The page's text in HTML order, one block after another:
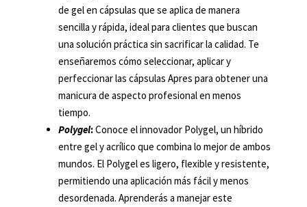
de gel en cápsulas que se aplica de manera
sencilla y rápida, ideal para clientes que buscan
una solución práctica sin sacrificar la calidad. Te
enseñaremos cómo seleccionar, aplicar y
perfeccionar las cápsulas Apres para obtener una
manicura de aspecto profesional en menos
tiempo.
Polygel:Conoce el innovador Polygel, un híbrido
entre gel y acrílico que combina lo mejor de ambos
mundos. El Polygel es ligero, flexible y resistente,
permitiendo una aplicación más fácil y menos
desordenada. Aprenderás a manejar este